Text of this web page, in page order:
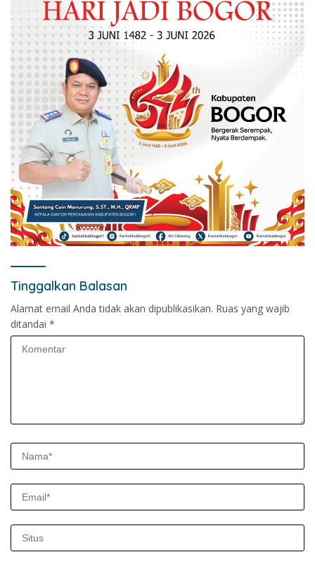
Tinggalkan Balasan
Alamat email Anda tidak akan dipublikasikan. Ruas yang wajib
ditandai *